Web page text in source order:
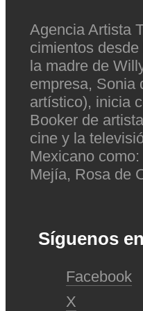
Agencia Artista
cimientos
la madre de
empresa, Sonia
artístico), inicia
Booker de
cine y la
Mexicano
Mejía, Rosa de
Síguenos
Facebook
X